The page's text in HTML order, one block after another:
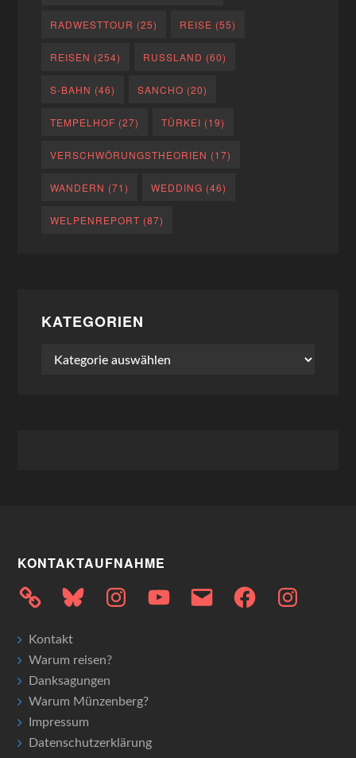
RADWESTTOUR (25) REISE (55)
REISEN (254) RUSSLAND (60)
S-BAHN (46) SANCHO (20)
TEMPELHOF (27) TÜRKEI (19)
VERSCHWÖRUNGSTHEORIEN (17)
WANDERN (71) WEDDING (46)
WELPENREPORT (87)
KATEGORIEN
Kategorien
KONTAKTAUFNAHME
Bluesky InstagramYouTubeE-
Mail
FacebookInstagram
Kontakt
Warum reisen?
Danksagungen
Warum Münzenberg?
Impressum
Datenschutzerklärung